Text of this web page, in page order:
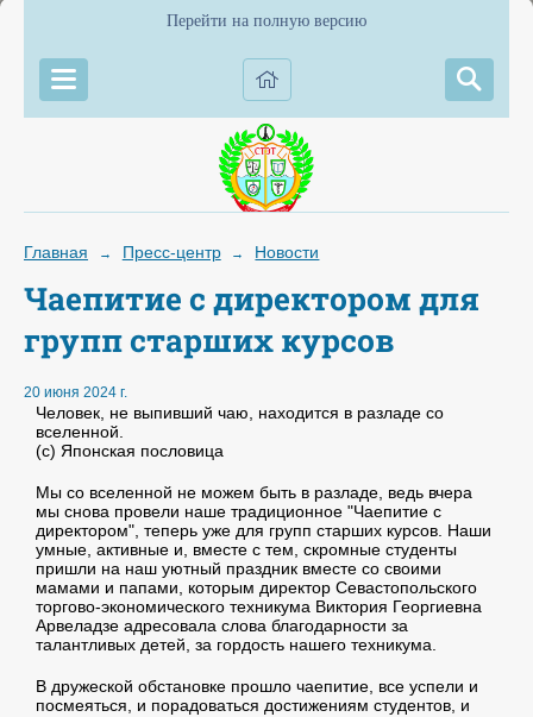
Перейти на полную версию
Главная → Пресс-центр → Новости
Чаепитие с директором для
групп старших курсов
20 июня 2024 г.
Человек, не выпивший чаю, находится в разладе со
вселенной.
(с) Японская пословица
Мы со вселенной не можем быть в разладе, ведь вчера
мы снова провели наше традиционное "Чаепитие с
директором", теперь уже для групп старших курсов. Наши
умные, активные и, вместе с тем, скромные студенты
пришли на наш уютный праздник вместе со своими
мамами и папами, которым директор Севастопольского
торгово-экономического техникума Виктория Георгиевна
Арвеладзе адресовала слова благодарности за
талантливых детей, за гордость нашего техникума.
В дружеской обстановке прошло чаепитие, все успели и
посмеяться, и порадоваться достижениям студентов, и